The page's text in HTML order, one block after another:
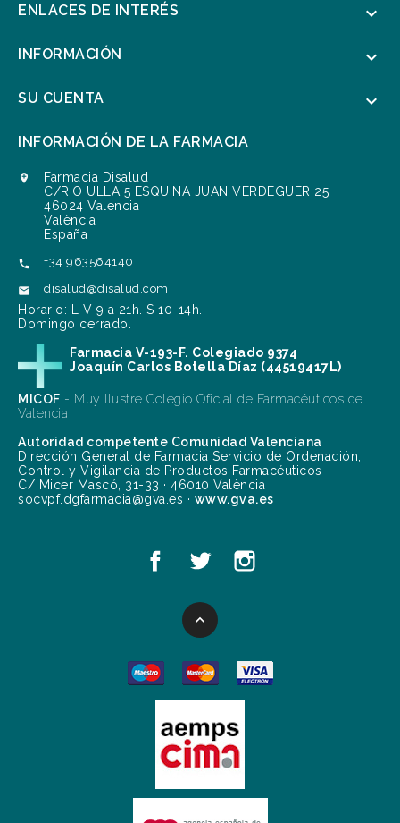
ENLACES DE INTERÉS 
INFORMACIÓN 
SU CUENTA 
INFORMACIÓN DE LA FARMACIA

Farmacia Disalud
C/RIO ULLA 5 ESQUINA JUAN VERDEGUER 25
46024 Valencia
València
España
 +34 963564140
 disalud@disalud.com
Horario: L-V 9 a 21h. S 10-14h.
Domingo cerrado.
Farmacia V-193-F. Colegiado 9374
Joaquín Carlos Botella Díaz (44519417L)
MICOF - Muy Ilustre Colegio Oficial de Farmacéuticos de
Valencia
Autoridad competente Comunidad Valenciana
Dirección General de Farmacia Servicio de Ordenación,
Control y Vigilancia de Productos Farmacéuticos
C/ Micer Mascó, 31-33 · 46010 València
socvpf.dgfarmacia@gva.es · www.gva.es
